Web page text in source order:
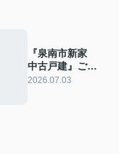
『泉南市新家
中古戸建』ご成
約ありがとうご
2026.07.03